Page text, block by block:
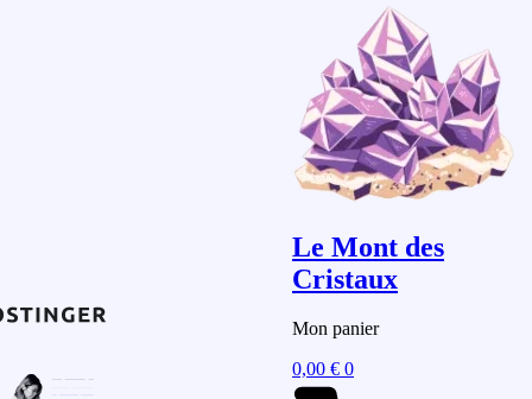
Le Mont des
Cristaux
Mon panier
0,00 € 0